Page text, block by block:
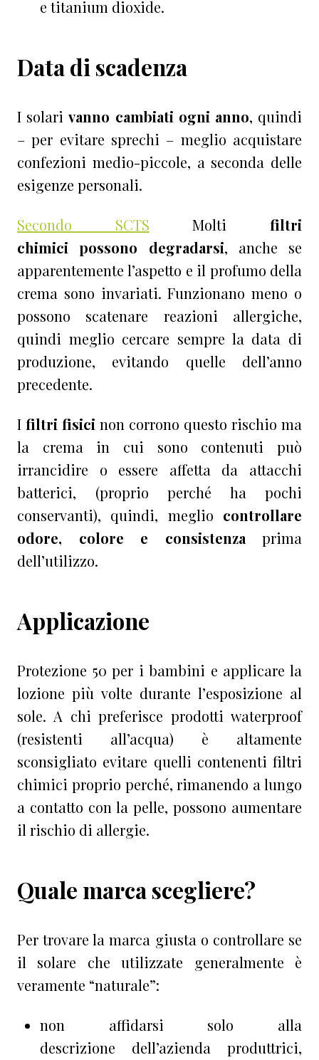
e titanium dioxide.
Data di scadenza
I solarivanno cambiati ogni anno, quindi
– per evitare sprechi – meglio acquistare
confezioni medio-piccole, a seconda delle
esigenze personali.
Secondo SCTS Moltifiltri
chimici possono degradarsi, anche se
apparentemente l’aspetto e il profumo della
crema sono invariati. Funzionano meno o
possono scatenare reazioni allergiche,
quindi meglio cercare sempre la data di
produzione, evitando quelle dell’anno
precedente.
I filtri fisici non corrono questo rischio ma
la crema in cui sono contenuti può
irrancidire o essere affetta da attacchi
batterici, (proprio perché ha pochi
conservanti), quindi, meglio controllare
odore, colore e consistenza prima
dell’utilizzo.
Applicazione
Protezione 50 per i bambini e applicare la
lozione più volte durante l’esposizione al
sole. A chi preferisce prodotti waterproof
(resistenti all’acqua) è altamente
sconsigliato evitare quelli contenenti filtri
chimici proprio perché, rimanendo a lungo
a contatto con la pelle, possono aumentare
il rischio di allergie.
Quale marca scegliere?
Per trovare la marca giusta o controllare se
il solare che utilizzate generalmente è
veramente “naturale”:
non affidarsi solo alla
descrizione dell’azienda produttrici,